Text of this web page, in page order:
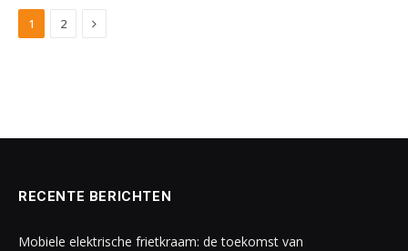
1 2 Next
RECENTE BERICHTEN
Mobiele elektrische frietkraam: de toekomst van